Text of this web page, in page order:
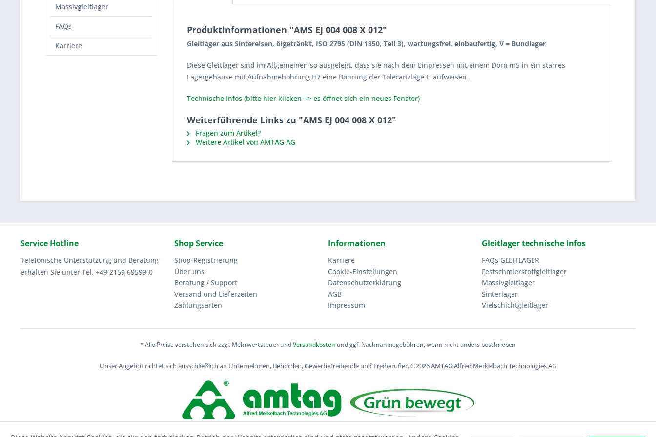
Massivgleitlager
FAQs
Karriere
Produktinformationen "AMS EJ 004 008 X 012"
Gleitlager aus Sintereisen, ölgetränkt, ISO 2795 (DIN 1850, Teil 3), wartungsfrei, einbaufertig, V = Bundlager
Diese Gleitlager sind im Allgemeinen so ausgelegt, dass sie nach dem Einpressen mit einem Dorn m5 in ein starres
Lagergehäuse mit Aufnahmebohrung H7 eine Bohrung der Toleranzlage H aufweisen..
Technische Infos (bitte hier klicken => es öffnet sich ein neues Fenster)
Weiterführende Links zu "AMS EJ 004 008 X 012"
Fragen zum Artikel?
Weitere Artikel von AMTAG AG
Service Hotline
Telefonische Unterstützung und Beratung
erhalten Sie unter Tel. +49 2159 69599-0
Shop Service
Shop-Registrierung
Über uns
Beratung / Support
Versand und Lieferzeiten
Zahlungsarten
Informationen
Karriere
Cookie-Einstellungen
Datenschutzerklärung
AGB
Impressum
Gleitlager technische Infos
FAQs GLEITLAGER
Festschmierstoffgleitlager
Massivgleitlager
Sinterlager
Vielschichtgleitlager
* Alle Preise verstehen sich zzgl. Mehrwertsteuer undVersandkosten und ggf. Nachnahmegebühren, wenn nicht anders beschrieben
Unser Angebot richtet sich ausschließlich an Unternehmen, Behörden, Gewerbetreibende und Freiberufler.©2026 AMTAG Alfred Merkelbach Technologies AG